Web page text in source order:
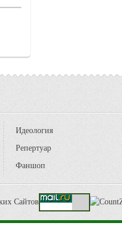
Идеология
Репертуар
Фаншоп